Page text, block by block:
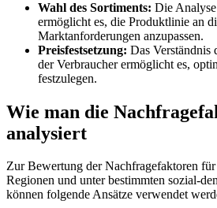
Wahl des Sortiments: Die
ermöglicht es, die Produktlinie an
Marktanforderungen anzupassen.
Preisfestsetzung: Das Verständnis
der Verbraucher ermöglicht es,
festzulegen.
Wie man die
analysiert
Zur Bewertung der Nachfragefaktoren
Regionen und unter bestimmten sozial-
können folgende Ansätze verwendet